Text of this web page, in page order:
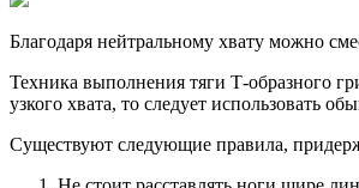
Благодаря нейтральному хвату можно
Техника выполнения тяги Т-образного
узкого хвата, то следует использовать
Существуют следующие правила,